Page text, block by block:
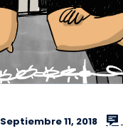
Septiembre 11, 2018